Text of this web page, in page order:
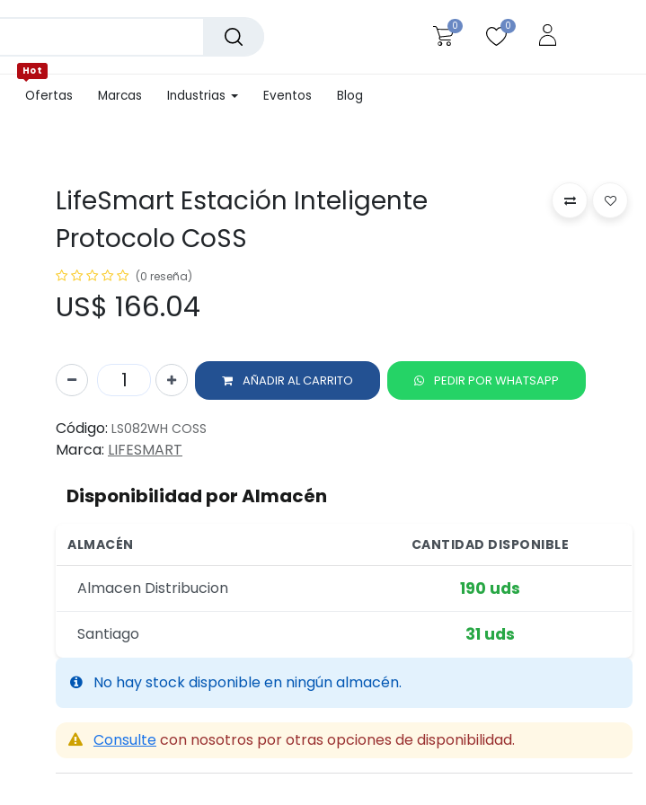
0 0
Ofertas
Hot
Marcas Industrias Eventos Blog
LifeSmart Estación Inteligente
Protocolo CoSS
(0 reseña)
US$ 166.04
AÑADIR AL CARRITO PEDIR POR WHATSAPP
Código: LS082WH COSS
Marca: LIFESMART
Disponibilidad por Almacén
ALMACÉN CANTIDAD DISPONIBLE
Almacen Distribucion 190 uds
Santiago 31 uds
No hay stock disponible en ningún almacén.
Consultecon nosotros por otras opciones de disponibilidad.